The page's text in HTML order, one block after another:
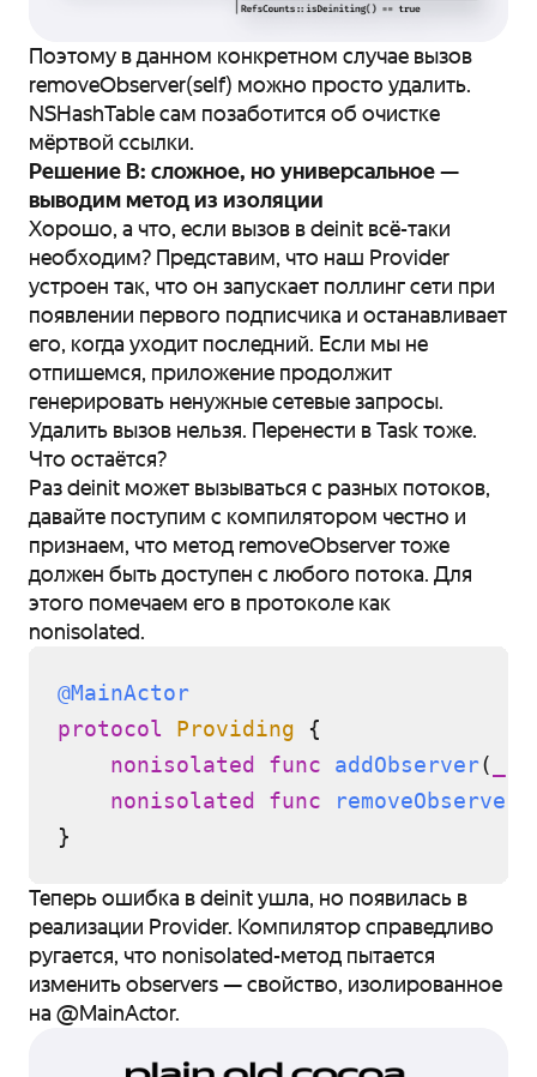
Поэтому в данном конкретном случае вызов
removeObserver(self) можно просто удалить.
NSHashTable сам позаботится об очистке
мёртвой ссылки.
Решение В: сложное, но универсальное —
выводим метод из изоляции
Хорошо, а что, если вызов в deinit всё-таки
необходим? Представим, что наш Provider
устроен так, что он запускает поллинг сети при
появлении первого подписчика и останавливает
его, когда уходит последний. Если мы не
отпишемся, приложение продолжит
генерировать ненужные сетевые запросы.
Удалить вызов нельзя. Перенести в Task тоже.
Что остаётся?
Раз deinit может вызываться с разных потоков,
давайте поступим с компилятором честно и
признаем, что метод removeObserver тоже
должен быть доступен с любого потока. Для
этого помечаем его в протоколе как
nonisolated.
@MainActor
protocol
Providing {
nonisolated
func addObserver(
nonisolated
func removeObserver
Теперь ошибка в deinit ушла, но появилась в
реализации Provider. Компилятор справедливо
ругается, что nonisolated-метод пытается
изменить observers — свойство, изолированное
на @MainActor.